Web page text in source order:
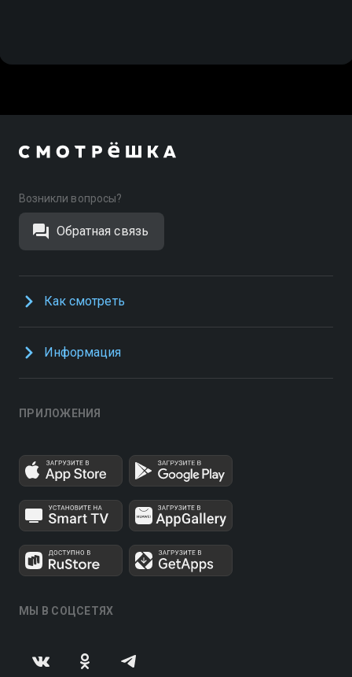
Возникли вопросы?
Обратная связь
Как смотреть
Информация
ПРИЛОЖЕНИЯ
МЫ В СОЦСЕТЯХ